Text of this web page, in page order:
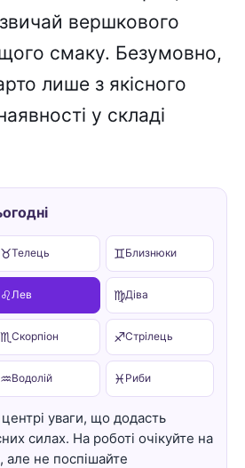
вершкового
смаку. Безумовно,
лише з якісного
у складі
♉Телець ♊Близнюки
♌Лев ♍Діва
♏ Скорпіон ♐Стрілець
♒Водолій ♓ Риби
уваги, що додасть
силах. На роботі очікуйте на
але не поспішайте